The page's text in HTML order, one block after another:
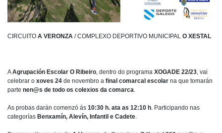
CIRCUITO A VERONZA / COMPLEXO DEPORTIVO MUNICIPAL O XESTAL
AAgrupación Escolar O Ribeiro , dentro do programa XOGADE 22/23 , vai
celebrar o xoves 24 de novembro a final comarcal escolar na que tomarán
parte nen@s de todo os colexios da comarca
As probas darán comenzó ás 10:30 h. ata as 12:10 h . Participando nas
categorías Benxamín, Alevín, Infantil e Cadete